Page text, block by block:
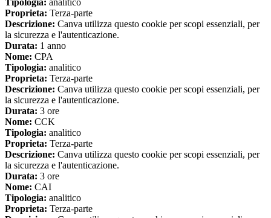
Proprieta: Terza-parte
Descrizione: Canva utilizza questo cookie per scopi essenziali, per
la sicurezza e l'autenticazione.
Durata: 1 anno
Nome: CPA
Tipologia: analitico
Proprieta: Terza-parte
Descrizione: Canva utilizza questo cookie per scopi essenziali, per
la sicurezza e l'autenticazione.
Durata: 3 ore
Nome: CCK
Tipologia: analitico
Proprieta: Terza-parte
Descrizione: Canva utilizza questo cookie per scopi essenziali, per
la sicurezza e l'autenticazione.
Durata: 3 ore
Nome: CAI
Tipologia: analitico
Proprieta: Terza-parte